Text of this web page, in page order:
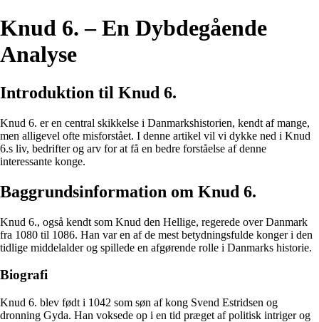
Knud 6. – En Dybdegående
Analyse
Introduktion til Knud 6.
Knud 6. er en central skikkelse i Danmarkshistorien, kendt af mange,
men alligevel ofte misforstået. I denne artikel vil vi dykke ned i Knud
6.s liv, bedrifter og arv for at få en bedre forståelse af denne
interessante konge.
Baggrundsinformation om Knud 6.
Knud 6., også kendt som Knud den Hellige, regerede over Danmark
fra 1080 til 1086. Han var en af de mest betydningsfulde konger i den
tidlige middelalder og spillede en afgørende rolle i Danmarks historie.
Biografi
Knud 6. blev født i 1042 som søn af kong Svend Estridsen og
dronning Gyda. Han voksede op i en tid præget af politisk intriger og